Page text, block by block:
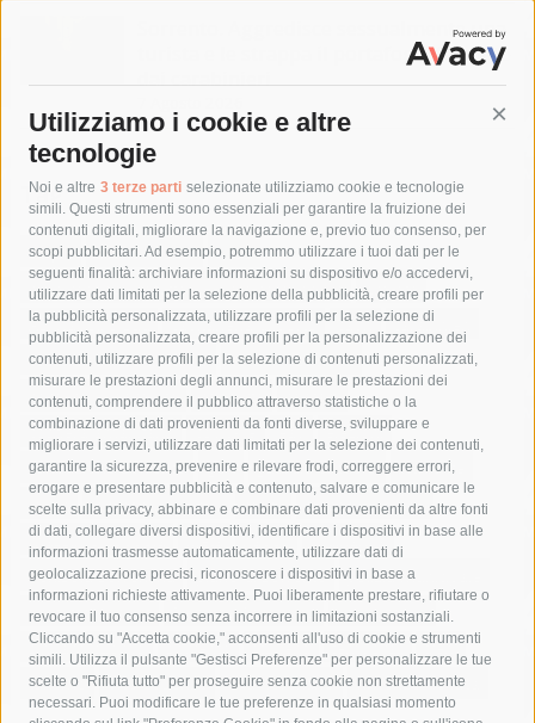
Utilizziamo i cookie e altre
tecnologie
Noi e altre 3 terze parti selezionate utilizziamo cookie e tecnologie
simili. Questi strumenti sono essenziali per garantire la fruizione dei
contenuti digitali, migliorare la navigazione e, previo tuo consenso, per
scopi pubblicitari. Ad esempio, potremmo utilizzare i tuoi dati per le
seguenti finalità: archiviare informazioni su dispositivo e/o accedervi,
utilizzare dati limitati per la selezione della pubblicità, creare profili per
la pubblicità personalizzata, utilizzare profili per la selezione di
pubblicità personalizzata, creare profili per la personalizzazione dei
contenuti, utilizzare profili per la selezione di contenuti personalizzati,
misurare le prestazioni degli annunci, misurare le prestazioni dei
contenuti, comprendere il pubblico attraverso statistiche o la
combinazione di dati provenienti da fonti diverse, sviluppare e
migliorare i servizi, utilizzare dati limitati per la selezione dei contenuti,
garantire la sicurezza, prevenire e rilevare frodi, correggere errori,
erogare e presentare pubblicità e contenuto, salvare e comunicare le
scelte sulla privacy, abbinare e combinare dati provenienti da altre fonti
di dati, collegare diversi dispositivi, identificare i dispositivi in base alle
informazioni trasmesse automaticamente, utilizzare dati di
geolocalizzazione precisi, riconoscere i dispositivi in base a
informazioni richieste attivamente. Puoi liberamente prestare, rifiutare o
revocare il tuo consenso senza incorrere in limitazioni sostanziali.
Cliccando su "Accetta cookie," acconsenti all'uso di cookie e strumenti
simili. Utilizza il pulsante "Gestisci Preferenze" per personalizzare le tue
scelte o "Rifiuta tutto" per proseguire senza cookie non strettamente
necessari. Puoi modificare le tue preferenze in qualsiasi momento
Sorrento. Aggredisce sessualmente una
turista e le strappa il portafogli, fermato
dai carabinieri
Tag
acqua allerta meteo
anas
area marina protetta di punta campanella
arresto
Asl Napoli 3 sud
capitaneria di porto capri
carabinieri
castellammare di stabia
circumvesuviana
comune di sorrento
concerto
contagi
costiera amalfitana
covid-19 eav
elezioni
fondazione sorrento
gori guardia costiera
incidente
lavori
lorenzo balducelli mare
massa lubrense
massimo coppola
Meta napoli
ordinanza
penisola sorrentina
piano di sorrento
polizia municipale
protezione civile
Regione Campania
sant'agnello
sindaco cuomo
sorrento studenti temporali
treni
turismo
Vico Equense villa fiorentino vincenzo de luca